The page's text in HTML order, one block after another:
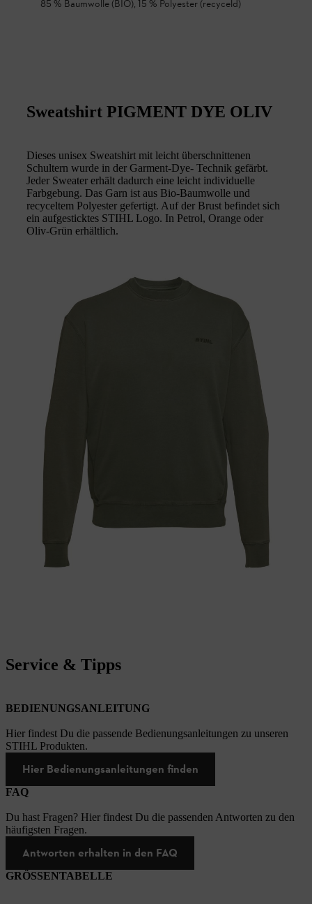
85 % Baumwolle (BIO), 15 % Polyester (recyceld)
Sweatshirt PIGMENT DYE OLIV
Dieses unisex Sweatshirt mit leicht überschnittenen
Schultern wurde in der Garment-Dye- Technik gefärbt.
Jeder Sweater erhält dadurch eine leicht individuelle
Farbgebung. Das Garn ist aus Bio-Baumwolle und
recyceltem Polyester gefertigt. Auf der Brust befindet sich
ein aufgesticktes STIHL Logo. In Petrol, Orange oder
Oliv-Grün erhältlich.
Service & Tipps
BEDIENUNGSANLEITUNG
Hier findest Du die passende Bedienungsanleitungen zu unseren
STIHL Produkten.
Hier Bedienungsanleitungen finden
FAQ
Du hast Fragen? Hier findest Du die passenden Antworten zu den
häufigsten Fragen.
Antworten erhalten in den FAQ
GRÖSSENTABELLE